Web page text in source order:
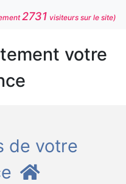
2731 visiteurs sur le site)
votre
de votre